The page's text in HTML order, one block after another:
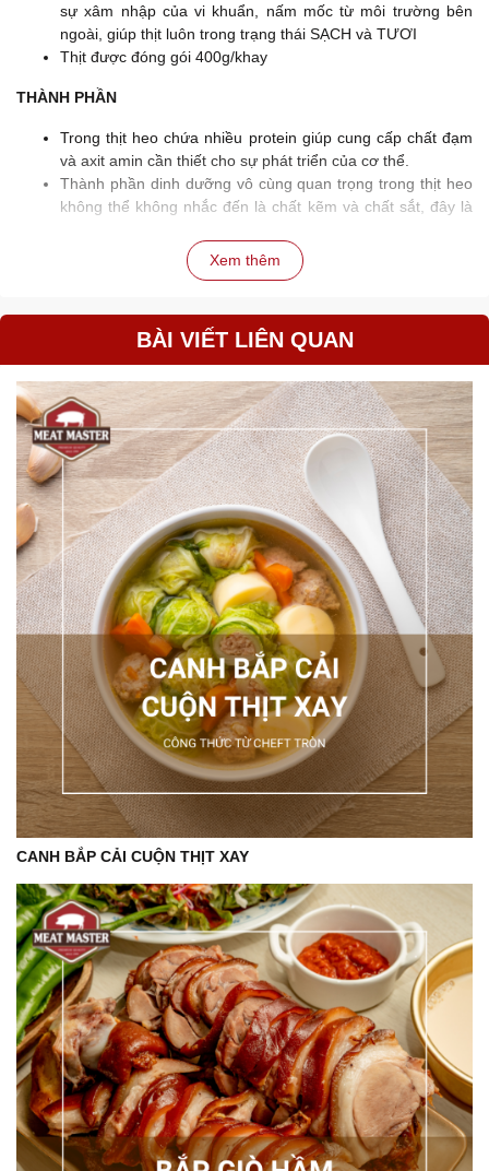
sự xâm nhập của vi khuẩn, nấm mốc từ môi trường bên
ngoài, giúp thịt luôn trong trạng thái SẠCH và TƯƠI
Thịt được đóng gói 400g/khay
THÀNH PHẦN
Trong thịt heo chứa nhiều protein giúp cung cấp chất đạm
và axit amin cần thiết cho sự phát triển của cơ thể.
Thành phần dinh dưỡng vô cùng quan trọng trong thịt heo
không thể không nhắc đến là chất kẽm và chất sắt, đây là
hiệu quả, tham gia vào quá trình sản sinh ra máu cho cơ
cho cơ thể.
HƯỚNG DẪN SỬ DỤNG
Bắp giò heo Meat Master rút xương thích hợp cho các món như:
luộc chấm mắm, hầm thuốc bắc, giò bó mộc nhĩ, lẩu bắp giò, bắp
giò hun khói.
MẸO NẤU NGON
Khi cho giấm vào nồi hầm xương sẽ có tác dụng giúp các chất
dinh dưỡng trong xương được tiết ra nhanh hơn giúp tăng thêm
dinh dưỡng cho nước lèo và giúp xương nhanh mềm nhừ mà
không tốn quá nhiều thời gian.
Xem thêm
BÀI VIẾT LIÊN QUAN
CANH BẮP CẢI CUỘN THỊT XAY